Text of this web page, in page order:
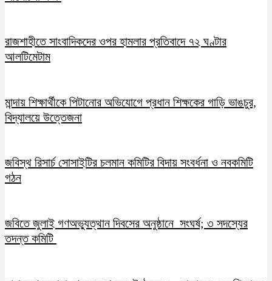
রাজশাহীতে সাংবাদিকদের ওপর হামলার প্রতিবাদে ৭২ ঘণ্টার
আলটিমেটাম
মান্দায় শিক্ষার্থীকে পিটানোর অভিযোগে প্রধান শিক্ষকের গাড়ি ভাঙচুর,
বিদ্যালয়ে উত্তেজনা
জবিস্থ রিসার্চ সোসাইটির চলমান কমিটির বিদায় সংবর্ধনা ও নবকমিটি
গঠন
জবিতে জুলাই গণঅভ্যুত্থান দিবসের অনুষ্ঠানে সংঘর্ষ; ৩ সদস্যের
তদন্ত কমিটি